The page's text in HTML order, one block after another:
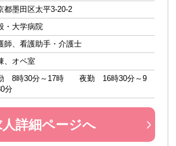
都墨田区太平3-20-2
・大学病院
師、看護助手・介護士
、オペ室
8時30分～17時 夜勤 16時30分～9
分
詳細ページへ